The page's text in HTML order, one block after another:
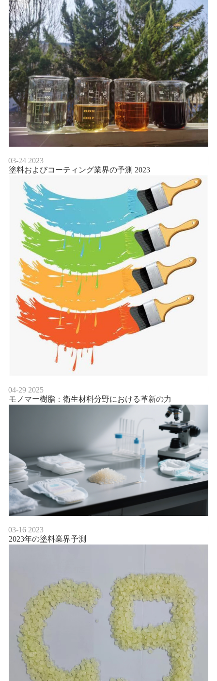
03-24 2023
塗料およびコーティング業界の予測 2023
04-29 2025
モノマー樹脂：衛生材料分野における革新の力
03-16 2023
2023年の塗料業界予測